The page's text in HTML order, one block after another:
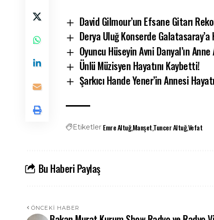
David Gilmour’un Efsane Gitarı
Derya Uluğ Konserde
Oyuncu Hüseyin Avni Danyal’ın Anne
Ünlü Müzisyen Hayatını Kaybetti!
Şarkıcı Hande Yener’in Annesi
Etiketler Emre AltuğManşetTuncer AltuğVefat
Bu Haberi Paylaş
ÖNCEKI HABER